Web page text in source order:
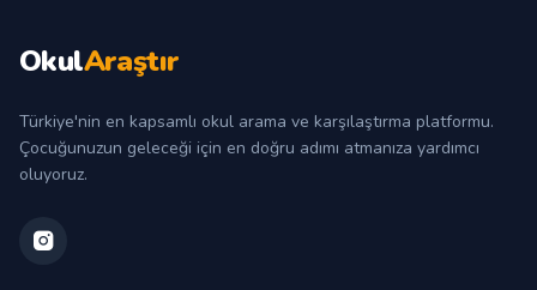
OkulAraştır
Türkiye'nin en kapsamlı okul arama ve karşılaştırma platformu.
Çocuğunuzun geleceği için en doğru adımı atmanıza yardımcı
oluyoruz.